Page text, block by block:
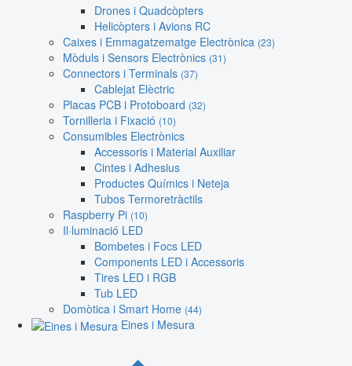
Drones i Quadcòpters
Helicòpters i Avions RC
Caixes i Emmagatzematge Electrònica (23)
Mòduls i Sensors Electrònics (31)
Connectors i Terminals (37)
Cablejat Elèctric
Placas PCB i Protoboard (32)
Tornilleria i Fixació (10)
Consumibles Electrònics
Accessoris i Material Auxiliar
Cintes i Adhesius
Productes Químics i Neteja
Tubos Termoretràctils
Raspberry Pi (10)
Il·luminació LED
Bombetes i Focs LED
Components LED i Accessoris
Tires LED i RGB
Tub LED
Domòtica i Smart Home (44)
Eines i Mesura